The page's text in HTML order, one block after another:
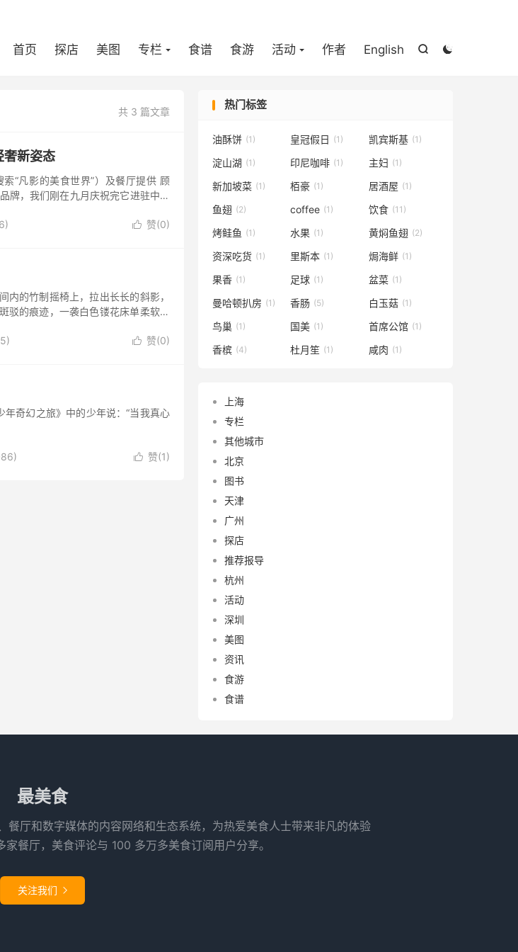


首页 探店 美图 专栏 食谱 食游 活动 作者 English
共 3 篇文章
奢新姿态
“凡影的美食世界”）及餐厅提供 顾
，我们刚在九月庆祝完它进驻中国
 赞(0)
内的竹制摇椅上，拉出长长的斜影，
驳的痕迹，一袭白色镂花床单柔软地
 赞(0)
幻之旅》中的少年说：“当我真心
 赞(1)
热门标签
油酥饼 (1) 皇冠假日 (1) 凯宾斯基 (1)
淀山湖 (1) 印尼咖啡 (1) 主妇 (1)
新加坡菜 (1) 栢豪 (1) 居酒屋 (1)
鱼翅 (2) coffee (1) 饮食 (11)
烤鲑鱼 (1) 水果 (1) 黄焖鱼翅 (2)
资深吃货 (1) 里斯本 (1) 焗海鲜 (1)
果香 (1) 足球 (1) 盆菜 (1)
曼哈顿扒房 (1) 香肠 (5) 白玉菇 (1)
鸟巢 (1) 国美 (1) 首席公馆 (1)
香槟 (4) 杜月笙 (1) 咸肉 (1)
上海
专栏
其他城市
北京
图书
天津
广州
探店
推荐报导
杭州
活动
深圳
美图
资讯
食游
食谱
最美食
厅和数字媒体的内容网络和生态系统，为热爱美食人士带来非凡的体验
餐厅，美食评论与 100 多万多美食订阅用户分享。
关注我们 